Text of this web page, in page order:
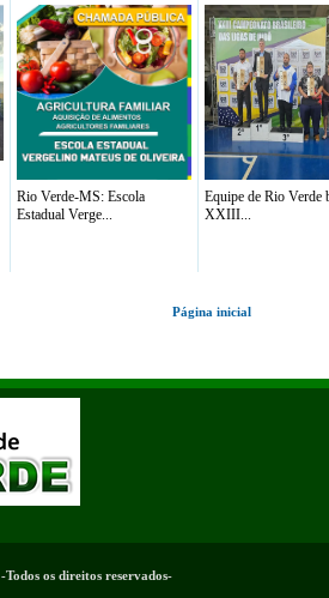
Rio Verde-MS: Escola
Estadual Verge...
Equipe de Rio Verde
XXIII...
Página inicial
-Todos os direitos reservados-